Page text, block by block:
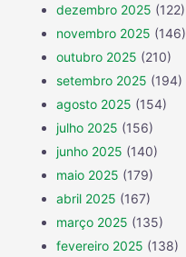
dezembro 2025 (122)
novembro 2025 (146)
outubro 2025 (210)
setembro 2025 (194)
agosto 2025 (154)
julho 2025 (156)
junho 2025 (140)
maio 2025 (179)
abril 2025 (167)
março 2025 (135)
fevereiro 2025 (138)